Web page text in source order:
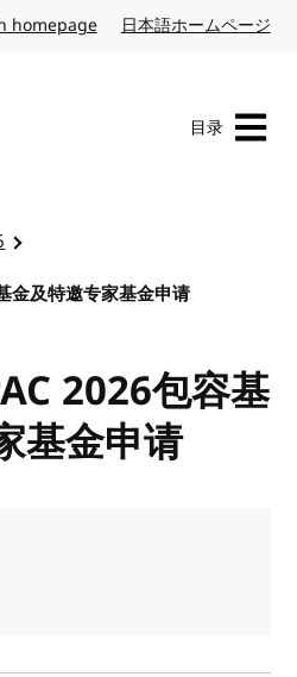
homepage英文日本語ホームページ
目录
金及特邀专家基金申请
2026包容基
基金申请